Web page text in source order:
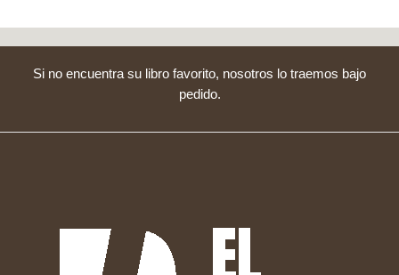
Si no encuentra su libro favorito, nosotros lo traemos bajo
pedido.